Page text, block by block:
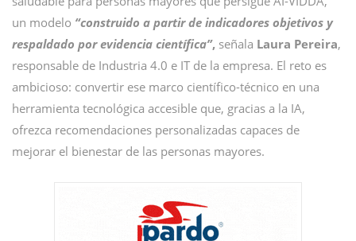
un modelo “construido a partir de indicadores objetivos y
respaldado por evidencia científica”, señala Laura Pereira,
responsable de Industria 4.0 e IT de la empresa. El reto es
ambicioso: convertir ese marco científico-técnico en una
herramienta tecnológica accesible que, gracias a la IA,
ofrezca recomendaciones personalizadas capaces de
mejorar el bienestar de las personas mayores.